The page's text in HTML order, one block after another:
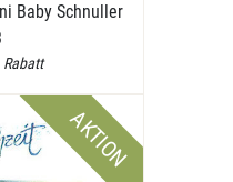
Baby Schnuller
Rabatt
AKTION